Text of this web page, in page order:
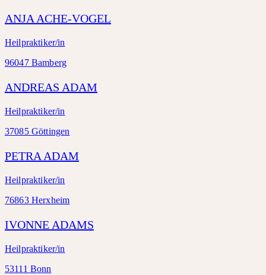
ANJA ACHE-VOGEL
Heilpraktiker/in
96047 Bamberg
ANDREAS ADAM
Heilpraktiker/in
37085 Göttingen
PETRA ADAM
Heilpraktiker/in
76863 Herxheim
IVONNE ADAMS
Heilpraktiker/in
53111 Bonn